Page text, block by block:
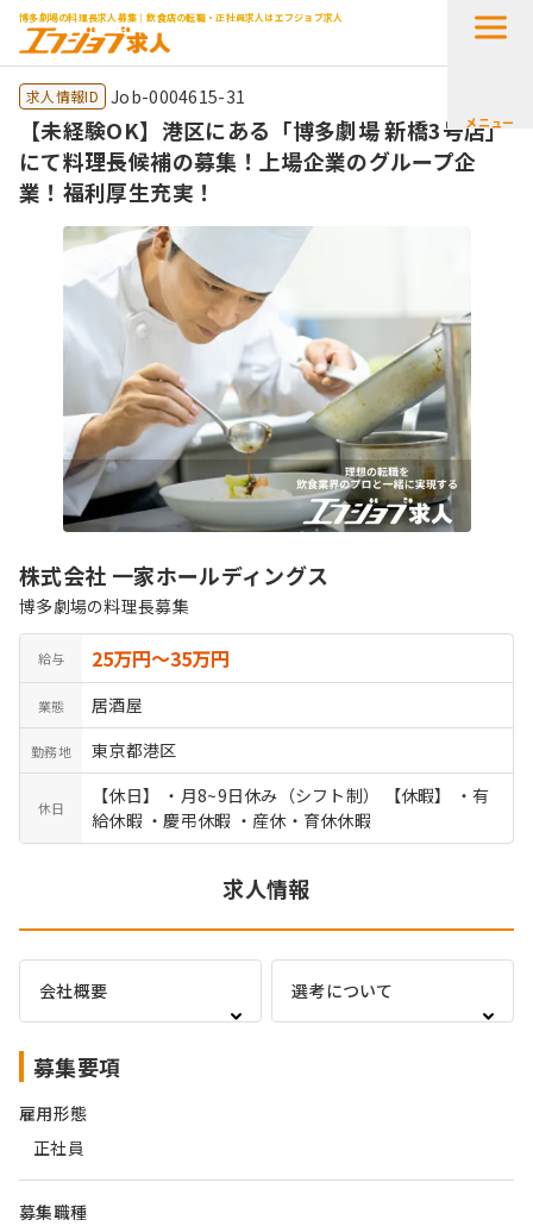
博多劇場の料理長求人募集｜飲食店の転職・正社員求人はエフジョブ求人
メニュー
【未経験OK】港区にある「博多劇場 新橋3号店」
にて料理長候補の募集！上場企業のグループ企
業！福利厚生充実！
求人情報ID Job-0004615-31
株式会社 一家ホールディングス
博多劇場の料理長募集
給与 25万円〜35万円
業態 居酒屋
勤務地 東京都港区
休日
【休日】 ・月8~9日休み（シフト制） 【休暇】 ・有
給休暇 ・慶弔休暇 ・産休・育休休暇
求人情報
会社概要 選考について
募集要項
雇用形態
正社員
募集職種